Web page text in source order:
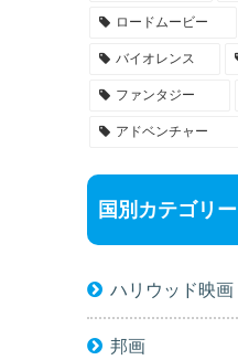
ロードムービー
バイオレンス
ファンタジー
アドベンチャー
国別カテゴリー
ハリウッド映画
邦画